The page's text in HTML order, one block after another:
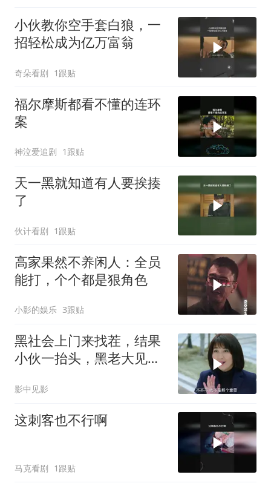
小伙教你空手套白狼，一
招轻松成为亿万富翁
奇朵看剧 1跟贴
福尔摩斯都看不懂的连环
案
神泣爱追剧 1跟贴
天一黑就知道有人要挨揍
了
伙计看剧 1跟贴
高家果然不养闲人：全员
能打，个个都是狠角色
小影的娱乐 3跟贴
黑社会上门来找茬，结果
小伙一抬头，黑老大见了
影中见影
这刺客也不行啊
马克看剧 1跟贴